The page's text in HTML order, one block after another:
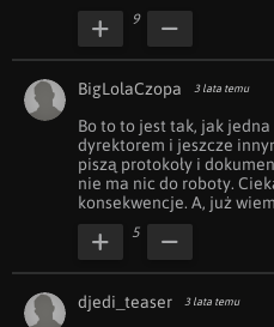
9
BigLolaCzopa 3 lata temu
Bo to to jest tak, jak
dyrektorem i jeszcze
piszą protokoły i
nie ma nic do roboty.
konsekwencje. A, już
5
djedi_teaser 3 lata temu